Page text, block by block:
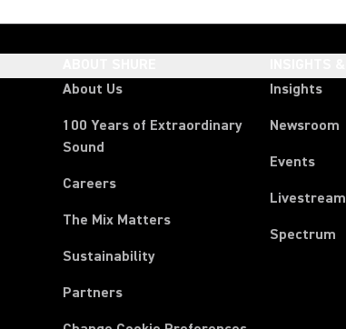
About Us
100 Years of Extraordinary
Sound
Careers
The Mix Matters
Sustainability
Partners
Insights
Newsroom
Events
Livestream
Spectrum